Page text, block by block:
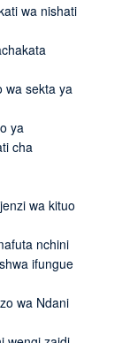
wa nishati
wa sekta ya
ya
cha
wa kituo
nchini
ifungue
wa Ndani